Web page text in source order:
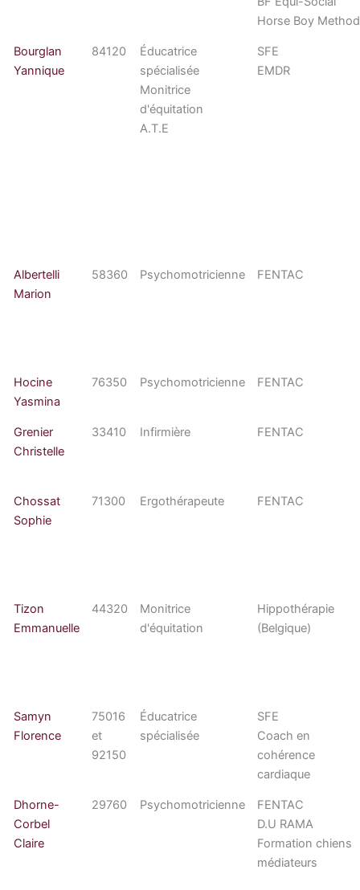
Horse Boy Method
Bourglan
Yannique
84120
Éducatrice
spécialisée
Monitrice
d'équitation
A.T.E
SFE
EMDR
Albertelli
Marion
58360 Psychomotricienne FENTAC
Hocine
Yasmina
76350 Psychomotricienne FENTAC
Grenier
Christelle
33410 Infirmière FENTAC
Chossat
Sophie
71300 Ergothérapeute FENTAC
Tizon
Emmanuelle
44320
Monitrice
d'équitation
Hippothérapie
(Belgique)
Samyn
Florence
75016
et
92150
Éducatrice
spécialisée
SFE
Coach en
cohérence
cardiaque
Dhorne-
Corbel
Claire
29760 Psychomotricienne
FENTAC
D.U RAMA
Formation chiens
médiateurs